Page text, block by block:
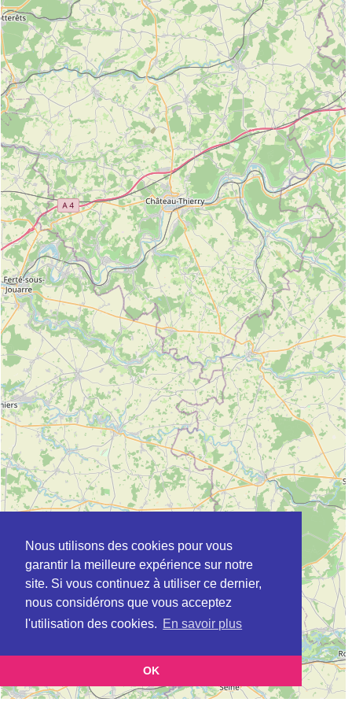
Nous utilisons des cookies pour vous
garantir la meilleure expérience sur notre
site. Si vous continuez à utiliser ce dernier,
nous considérons que vous acceptez
l'utilisation des cookies. En savoir plus
OK